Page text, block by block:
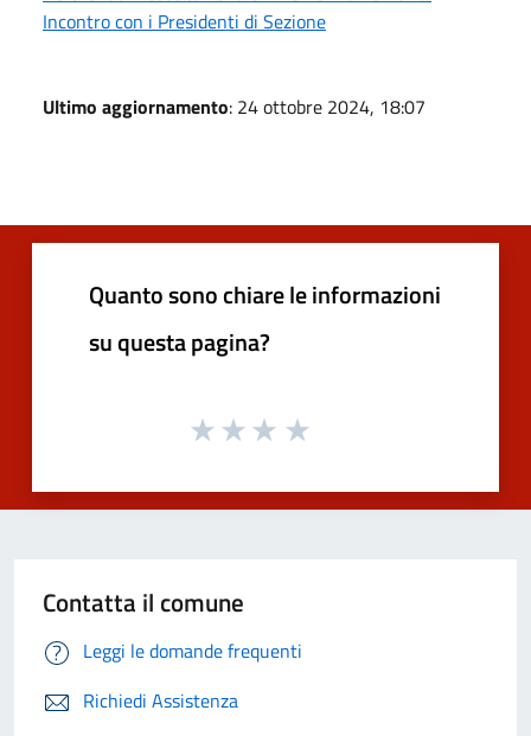
Incontro con i Presidenti di Sezione
Ultimo aggiornamento: 24 ottobre 2024, 18:07
Quanto sono chiare le informazioni
su questa pagina?
Contatta il comune
Leggi le domande frequenti
Richiedi Assistenza